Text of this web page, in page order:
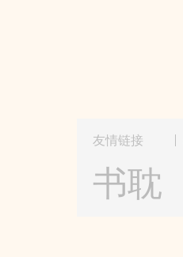
友情链接
书耽